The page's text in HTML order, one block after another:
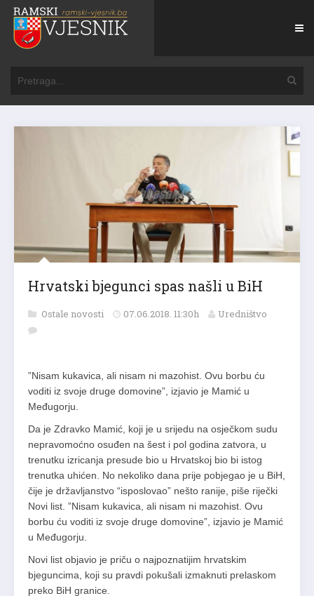
Hrvatski bjegunci spas našli u BiH
Ostale novosti 07.06.2018. 11:30h Uredništvo
”Nisam kukavica, ali nisam ni mazohist. Ovu borbu ću
voditi iz svoje druge domovine”, izjavio je Mamić u
Međugorju.
Da je Zdravko Mamić, koji je u srijedu na osječkom sudu
nepravomoćno osuđen na šest i pol godina zatvora, u
trenutku izricanja presude bio u Hrvatskoj bio bi istog
trenutka uhićen. No nekoliko dana prije pobjegao je u BiH,
čije je državljanstvo “isposlovao” nešto ranije, piše riječki
Novi list. ”Nisam kukavica, ali nisam ni mazohist. Ovu
borbu ću voditi iz svoje druge domovine”, izjavio je Mamić
u Međugorju.
Novi list objavio je priču o najpoznatijim hrvatskim
bjeguncima, koji su pravdi pokušali izmaknuti prelaskom
preko BiH granice.